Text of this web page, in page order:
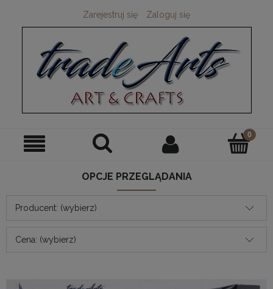
Zarejestruj się Zaloguj się
OPCJE PRZEGLĄDANIA
Producent: (wybierz)
Cena: (wybierz)